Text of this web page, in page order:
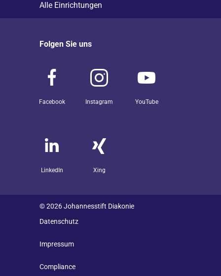
Alle Einrichtungen
Folgen Sie uns
Facebook Instagram YouTube
LinkedIn Xing
© 2026 Johannesstift Diakonie
Datenschutz
Impressum
Compliance